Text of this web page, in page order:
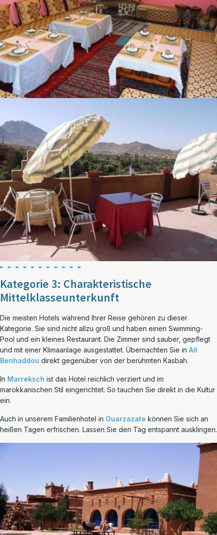
Kategorie 3: Charakteristische
Mittelklasseunterkunft
Die meisten Hotels während Ihrer Reise gehören zu dieser
Kategorie. Sie sind nicht allzu groß und haben einen Swimming-
Pool und ein kleines Restaurant. Die Zimmer sind sauber, gepflegt
und mit einer Klimaanlage ausgestattet. Übernachten Sie in Ait
Benhaddou direkt gegenüber von der berühmten Kasbah.
In Marreksch ist das Hotel reichlich verziert und im
marokkanischen Stil eingerichtet. So tauchen Sie direkt in die Kultur
ein.
Auch in unserem Familienhotel in Ouarzazate können Sie sich an
heißen Tagen erfrischen. Lassen Sie den Tag entspannt ausklingen.